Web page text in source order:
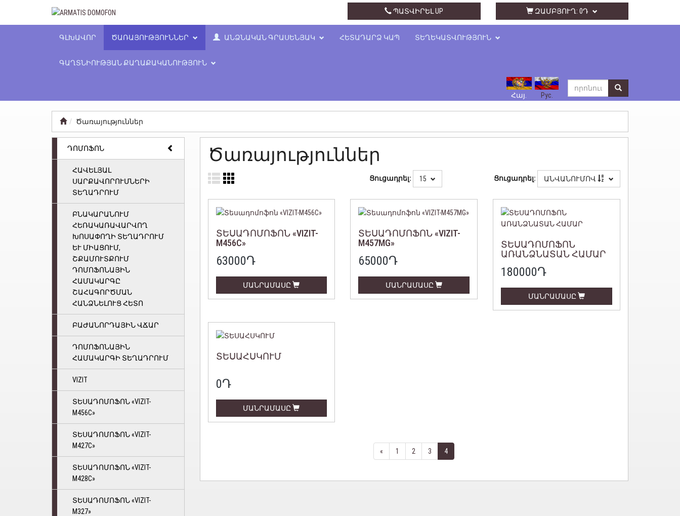
ՊԱՏՎԻՐԵԼ UP ԶԱՄԲՅՈՒՂ:0Դ
ԳԼԽԱՎՈՐ ԾԱՌԱՅՈՒԹՅՈՒՆՆԵՐ ԱՆՁՆԱԿԱՆ ԳՐԱՍԵՆՅԱԿ ՀԵՏԱԴԱՐՁ ԿԱՊ ՏԵՂԵԿԱՏՎՈՒԹՅՈՒՆ
ԳԱՂՏՆԻՈՒԹՅԱՆ ՔԱՂԱՔԱԿԱՆՈՒԹՅՈՒՆ
Հայ. Рус.
Ծառայություններ
ԴՈՄՈՖՈՆ
ՀԱՎԵԼՅԱԼ
ՍԱՐՔԱՎՈՐՈՒՄՆԵՐԻ
ՏԵՂԱԴՐՈՒՄ
ԲՆԱԿԱՐԱՆՈՒՄ
ՀԵՌԱԿԱՌԱՎԱՐՎՈՂ
ԽՈՍԱՓՈՂԻ ՏԵՂԱԴՐՈՒՄ
ԵՒ ՄԻԱՑՈՒՄ, Շ
ՔԱՄՈՒՏՔՈՒՄ Դ
ՈՄՈՖՈՆԱՅԻՆ Հ
ԱՄԱԿԱՐԳԸ Շ
ԱՀԱԳՈՐԾՄԱՆ Հ
ԱՆՁՆԵԼՈՒՑ ՀԵՏՈ
ԲԱԺԱՆՈՐԴԱՅԻՆ ՎՃԱՐ
ԴՈՄՈՖՈՆԱՅԻՆ
ՀԱՄԱԿԱՐԳԻ ՏԵՂԱԴՐՈՒՄ
VIZIT
ՏԵՍԱԴՈՄՈՖՈՆ «VIZIT-
M456C»
ՏԵՍԱԴՈՄՈՖՈՆ «VIZIT-
M427С»
ՏԵՍԱԴՈՄՈՖՈՆ «VIZIT-
M428С»
ՏԵՍԱԴՈՄՈՖՈՆ «VIZIT-
M327»
Ծառայություններ
Ցուցադրել: 15 Ցուցադրել: ԱՆՎԱՆՈՒՄՈՎ
ՏԵՍԱԴՈՄՈՖՈՆ «VIZIT-
M456C»
63000Դ
ՄԱՆՐԱՄԱՍԸ
ՏԵՍԱԴՈՄՈՖՈՆ «VIZIT-
M457MG»
65000Դ
ՄԱՆՐԱՄԱՍԸ
ՏԵՍԱԴՈՄՈՖՈՆ
ԱՌԱՆՁՆԱՏԱՆ ՀԱՄԱՐ
180000Դ
ՄԱՆՐԱՄԱՍԸ
ՏԵՍԱՀՍԿՈՒՄ
0Դ
ՄԱՆՐԱՄԱՍԸ
« 1 2 3 4